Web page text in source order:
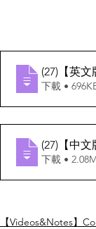
(27)【英文
下載 •
(27)【中文
下載 •
【Videos&Notes】